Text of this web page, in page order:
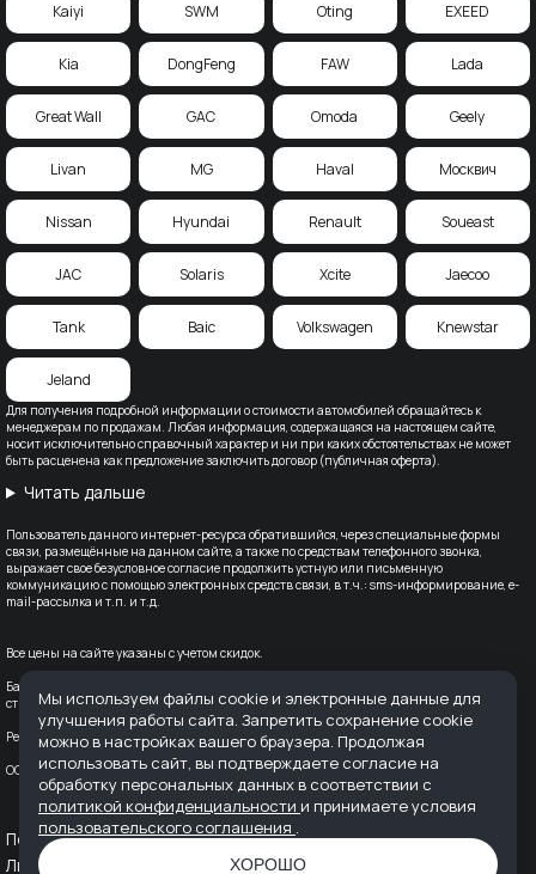
Для получения подробной информации о стоимости автомобилей обращайтесь к
менеджерам по продажам. Любая информация, содержащаяся на настоящем сайте,
носит исключительно справочный характер и ни при каких обстоятельствах не может
быть расценена как предложение заключить договор (публичная оферта).
Читать дальше
Пользователь данного интернет-ресурса обратившийся, через специальные формы
связи, размещённые на данном сайте, а также по средствам телефонного звонка,
выражает свое безусловное согласие продолжить устную или письменную
коммуникацию с помощью электронных средств связи, в т.ч.: sms-информирование, e-
mail-рассылка и т.п. и т.д.
Все цены на сайте указаны с учетом скидок.
Банк-партнер: ВТБ (ПАО), Лицензия Банка ВТБ — №1000 от 08.07.2015. Партнер по
страхованию: СПАО «Ингосстрах», лицензия ЦБ РФ № 0928
Реквизиты организации: ООО "АВТОДОМ" ИНН 6166128253 ОГРН 1236100016910
OOO «ПРЕСТИЖ МОТОРС» ИНН: 6168069282; ОГРН: 1136194010787 КПП: 616801001
Kaiyi SWM Oting EXEED
Kia DongFeng FAW Lada
Great Wall GAC Omoda Geely
Livan MG Haval Москвич
Nissan Hyundai Renault Soueast
JAC Solaris Xcite Jaecoo
Tank Baic Volkswagen Knewstar
Jeland
Политика конфиденциальностиПользовательское соглашение
Лицензия Т-Страхование
Лицензия ВТБ-Банк
Мы используем файлы cookie и электронные данные для
улучшения работы сайта. Запретить сохранение cookie
можно в настройках вашего браузера. Продолжая
использовать сайт, вы подтверждаете согласие на
обработку персональных данных в соответствии с
политикой конфиденциальности и принимаете условия
пользовательского соглашения .
ХОРОШО